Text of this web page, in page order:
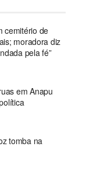
cemitério de
moradora diz
pela fé”
em Anapu
tomba na